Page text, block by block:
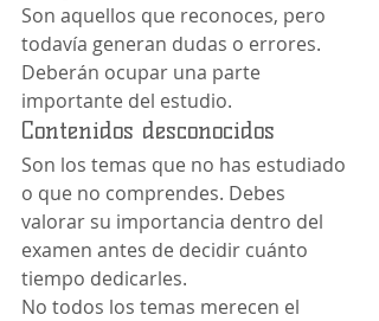
Son aquellos que reconoces, pero
todavía generan dudas o errores.
Deberán ocupar una parte
importante del estudio.
Contenidos desconocidos
Son los temas que no has estudiado
o que no comprendes. Debes
valorar su importancia dentro del
examen antes de decidir cuánto
tiempo dedicarles.
No todos los temas merecen el